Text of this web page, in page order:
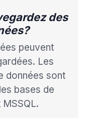
des
peuvent
Les
données sont
bases de